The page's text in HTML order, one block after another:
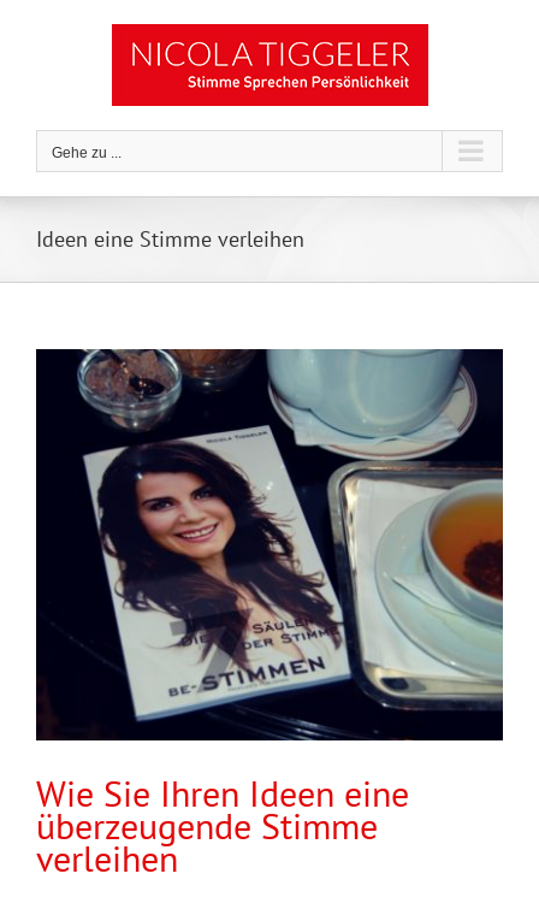
Gehe zu ...
Ideen eine Stimme verleihen
Wie Sie Ihren Ideen eine
überzeugende Stimme
verleihen